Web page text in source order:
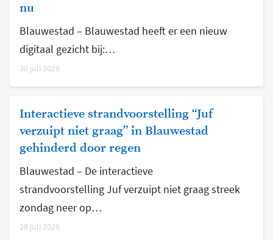
nu
Blauwestad – Blauwestad heeft er een nieuw
digitaal gezicht bij:…
30 juli 2026
Interactieve strandvoorstelling “Juf
verzuipt niet graag” in Blauwestad
gehinderd door regen
Blauwestad – De interactieve
strandvoorstelling Juf verzuipt niet graag streek
zondag neer op…
28 juli 2026